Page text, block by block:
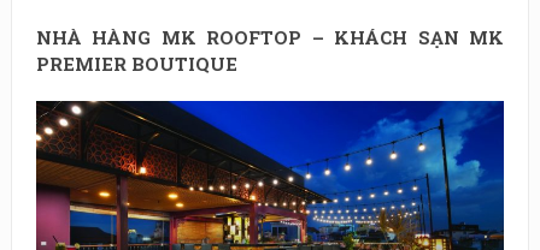
NHÀ HÀNG MK ROOFTOP – KHÁCH SẠN MK
PREMIER BOUTIQUE